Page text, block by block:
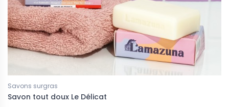
Savons surgras
Savon tout doux Le Délicat